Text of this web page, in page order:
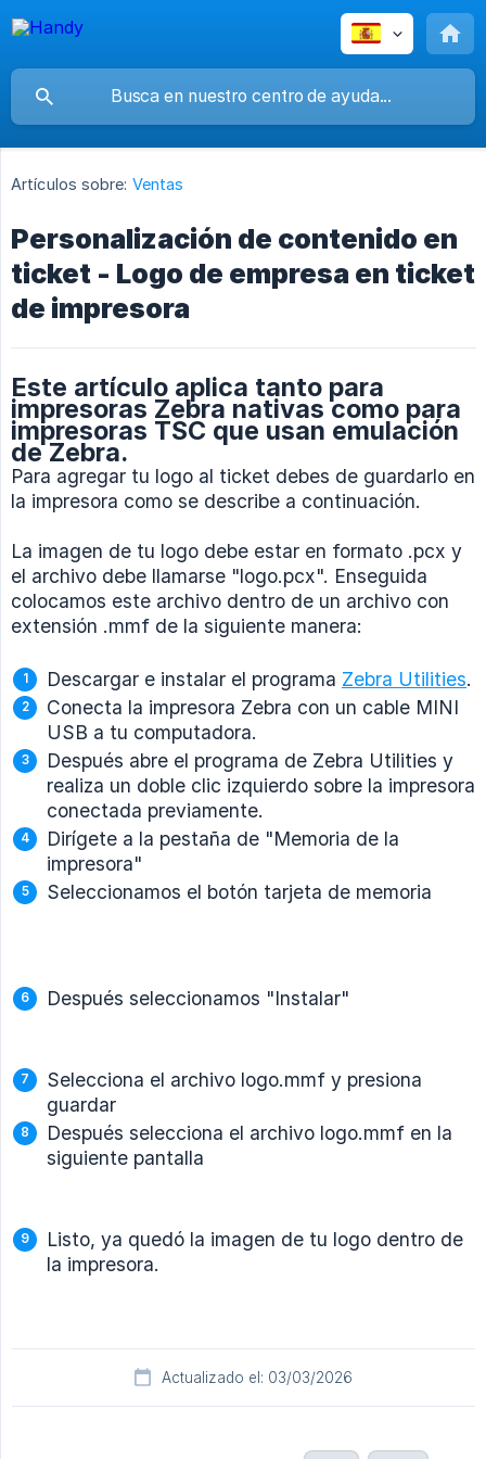
Artículos sobre: Ventas
Personalización de contenido en
ticket - Logo de empresa en ticket
de impresora
Este artículo aplica tanto para
impresoras Zebra nativas como para
impresoras TSC que usan emulación
de Zebra.
Para agregar tu logo al ticket debes de guardarlo en
la impresora como se describe a continuación.
La imagen de tu logo debe estar en formato .pcx y
el archivo debe llamarse "logo.pcx". Enseguida
colocamos este archivo dentro de un archivo con
extensión .mmf de la siguiente manera:
Descargar e instalar el programa Zebra Utilities.
Conecta la impresora Zebra con un cable MINI
USB a tu computadora.
Después abre el programa de Zebra Utilities y
realiza un doble clic izquierdo sobre la impresora
conectada previamente.
Dirígete a la pestaña de "Memoria de la
impresora"
Seleccionamos el botón tarjeta de memoria
Después seleccionamos "Instalar"
Selecciona el archivo logo.mmf y presiona
guardar
Después selecciona el archivo logo.mmf en la
siguiente pantalla
Listo, ya quedó la imagen de tu logo dentro de
la impresora.
Actualizado el: 03/03/2026